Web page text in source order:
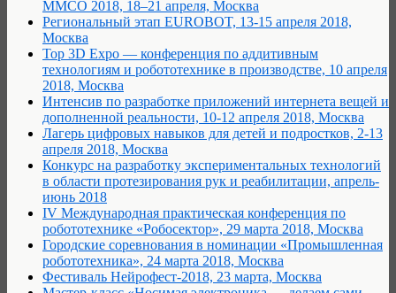
ММСО 2018, 18–21 апреля, Москва
Региональный этап EUROBOT, 13-15 апреля 2018,
Москва
Top 3D Expo — конференция по аддитивным
технологиям и робототехнике в производстве, 10 апреля
2018, Москва
Интенсив по разработке приложений интернета вещей и
дополненной реальности, 10-12 апреля 2018, Москва
Лагерь цифровых навыков для детей и подростков, 2-13
апреля 2018, Москва
Конкурс на разработку экспериментальных технологий
в области протезирования рук и реабилитации, апрель-
июнь 2018
IV Международная практическая конференция по
робототехнике «Робосектор», 29 марта 2018, Москва
Городские соревнования в номинации «Промышленная
робототехника», 24 марта 2018, Москва
Фестиваль Нейрофест-2018, 23 марта, Москва